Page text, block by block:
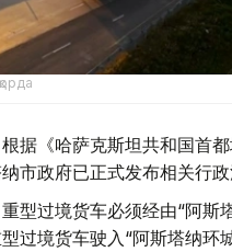
据《哈萨克斯坦共和国首
市政府已正式发布相关行政
型过境货车必须经由“阿斯
过境货车驶入“阿斯塔纳环